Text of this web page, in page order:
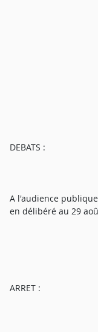
DEBATS :
A l'audience
en délibéré au 29
ARRET :